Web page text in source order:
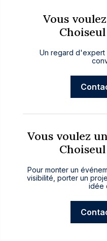
Vous
Un regard d'expert
Vous voulez
Pour monter un
visibilité, porter un
idée